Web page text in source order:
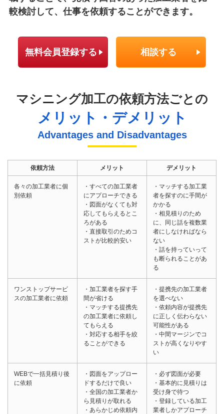
較検討して、仕事を依頼することができます。
無料会員登録する 相談する
マシニング加工の依頼方法ごとの
メリット・デメリット
Advantages and Disadvantages
依頼方法 メリット デメリット
各々の加工業者に個
別依頼
・すべての加工業者
にアプローチできる
・図面がなくても対
応してもらえるとこ
ろがある
・直接取引のためコ
ストが比較的安い
・マッチする加工業
者を探すのに手間が
かかる
・相見積りのため
に、同じ話を複数業
者にしなければなら
ない
・話を持っていって
も断られることがあ
る
ワンストップサービ
スの加工業者に依頼
・加工業者を探す手
間が省ける
・マッチする提携先
の加工業者に依頼し
てもらえる
・対応する相手を絞
ることができる
・提携先の加工業者
を選べない
・依頼内容が提携先
に正しく伝わらない
可能性がある
・中間マージンでコ
ストが高くなりやす
い
WEBで一括見積り後
に依頼
・図面をアップロー
ドするだけで良い
・全国の加工業者か
ら見積りが取れる
・あらかじめ依頼内
・必ず図面が必要
・基本的に見積りは
受け身で待つ
・登録している加工
業者しかアプローチ